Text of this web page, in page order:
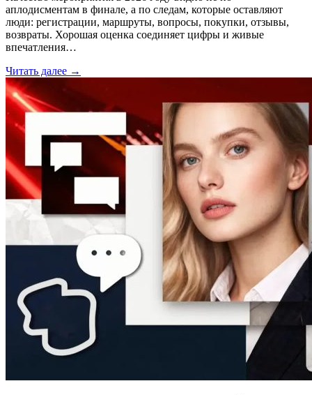
аплодисментам в финале, а по следам, которые оставляют
люди: регистрации, маршруты, вопросы, покупки, отзывы,
возвраты. Хорошая оценка соединяет цифры и живые
впечатления…
Читать далее →